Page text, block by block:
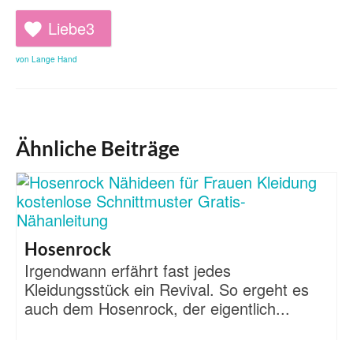
Liebe3
von Lange Hand
Ähnliche Beiträge
Hosenrock
Irgendwann erfährt fast jedes
Kleidungsstück ein Revival. So ergeht es
auch dem Hosenrock, der eigentlich...